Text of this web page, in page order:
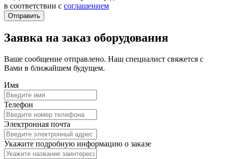
в соответствии с соглашением
Заявка на заказ оборудования
Ваше сообщение отправлено. Наш специалист свяжется с
Вами в ближайшем будущем.
Имя
Телефон
Электронная почта
Укажите подробную информацию о заказе